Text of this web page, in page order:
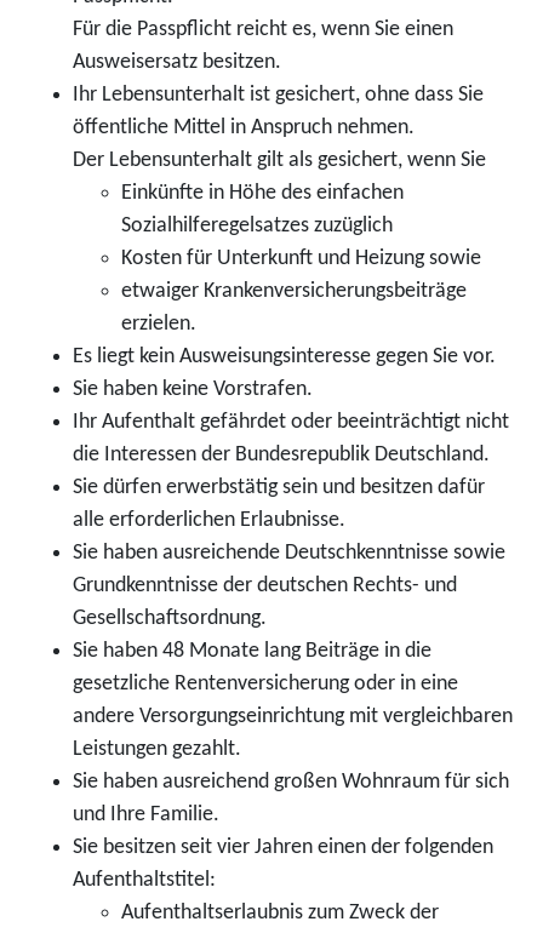
Für die Passpflicht reicht es, wenn Sie einen
Ausweisersatz besitzen.
Ihr Lebensunterhalt ist gesichert, ohne dass Sie
öffentliche Mittel in Anspruch nehmen.
Der Lebensunterhalt gilt als gesichert, wenn Sie
Einkünfte in Höhe des einfachen
Sozialhilferegelsatzes zuzüglich
Kosten für Unterkunft und Heizung sowie
etwaiger Krankenversicherungsbeiträge
erzielen.
Es liegt kein Ausweisungsinteresse gegen Sie vor.
Sie haben keine Vorstrafen.
Ihr Aufenthalt gefährdet oder beeinträchtigt nicht
die Interessen der Bundesrepublik Deutschland.
Sie dürfen erwerbstätig sein und besitzen dafür
alle erforderlichen Erlaubnisse.
Sie haben ausreichende Deutschkenntnisse sowie
Grundkenntnisse der deutschen Rechts- und
Gesellschaftsordnung.
Sie haben 48 Monate lang Beiträge in die
gesetzliche Rentenversicherung oder in eine
andere Versorgungseinrichtung mit vergleichbaren
Leistungen gezahlt.
Sie haben ausreichend großen Wohnraum für sich
und Ihre Familie.
Sie besitzen seit vier Jahren einen der folgenden
Aufenthaltstitel:
Aufenthaltserlaubnis zum Zweck der